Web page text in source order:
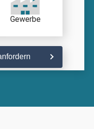
Gewerbe